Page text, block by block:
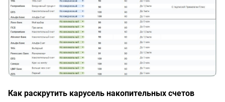
Как раскрутить карусель накопительных счетов